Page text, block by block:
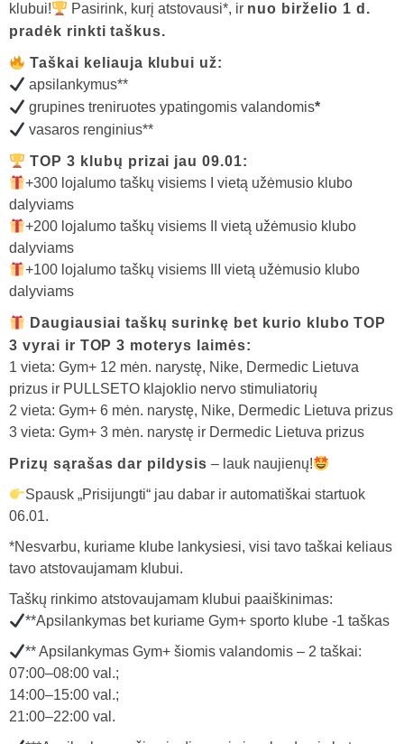
klubui!
Pasirink, kurį atstovausi*, ir nuo birželio 1 d.
pradėk rinkti taškus.
Taškai keliauja klubui už:
apsilankymus**
grupines treniruotes ypatingomis valandomis*
vasaros renginius**
TOP 3 klubų prizai jau 09.01:
+300 lojalumo taškų visiems I vietą užėmusio klubo
dalyviams
+200 lojalumo taškų visiems II vietą užėmusio klubo
dalyviams
+100 lojalumo taškų visiems III vietą užėmusio klubo
dalyviams
Daugiausiai taškų surinkę bet kurio klubo TOP
3 vyrai ir TOP 3 moterys laimės:
1 vieta: Gym+ 12 mėn. narystę, Nike, Dermedic Lietuva
prizus ir PULLSETO klajoklio nervo stimuliatorių
2 vieta: Gym+ 6 mėn. narystę, Nike, Dermedic Lietuva prizus
3 vieta: Gym+ 3 mėn. narystę ir Dermedic Lietuva prizus
Prizų sąrašas dar pildysis – lauk naujienų!
Spausk „Prisijungti“ jau dabar ir automatiškai startuok
06.01.
*Nesvarbu, kuriame klube lankysiesi, visi tavo taškai keliaus
tavo atstovaujamam klubui.
Taškų rinkimo atstovaujamam klubui paaiškinimas:
**Apsilankymas bet kuriame Gym+ sporto klube -1 taškas
** Apsilankymas Gym+ šiomis valandomis – 2 taškai:
07:00–08:00 val.;
14:00–15:00 val.;
21:00–22:00 val.